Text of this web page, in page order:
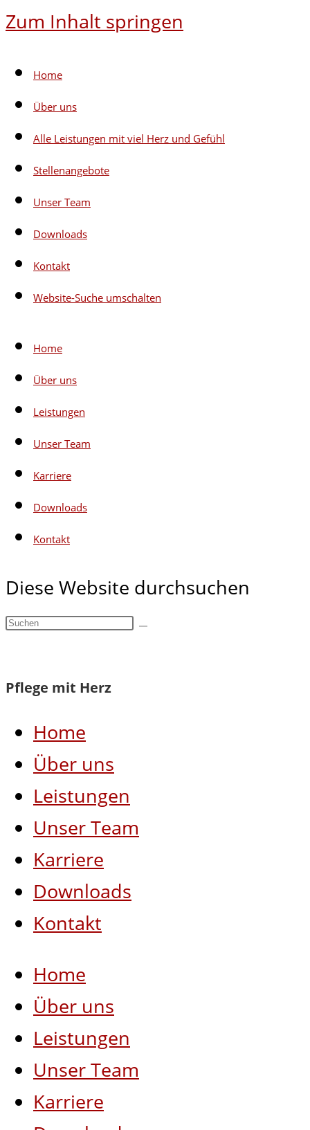
Zum Inhalt springen
Home
Über uns
Alle Leistungen mit viel Herz und Gefühl
Stellenangebote
Unser Team
Downloads
Kontakt
Website-Suche umschalten
Home
Über uns
Leistungen
Unser Team
Karriere
Downloads
Kontakt
Diese Website durchsuchen
Pflege mit Herz
Home
Über uns
Leistungen
Unser Team
Karriere
Downloads
Kontakt
Home
Über uns
Leistungen
Unser Team
Karriere